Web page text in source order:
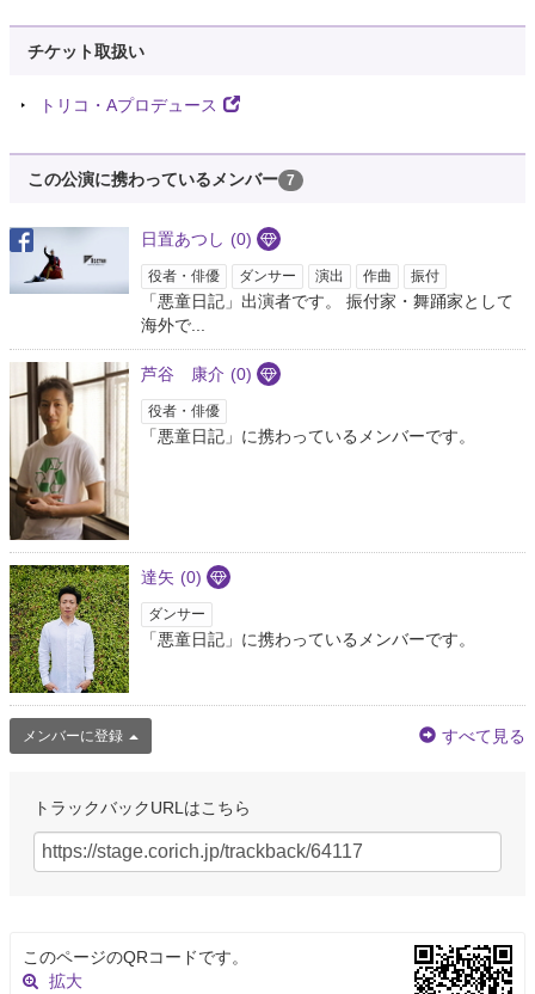
9年以上前
@Aki_mountain
なら大丈夫な気もする。
肥やしはデザフェス28日G-112
@koyashi_yashi
昨日は百日紅、今日は悪童日記みた
Yasuaki Madarame
@madarame
一作者一作品の小説縛りで IT ホワイト・ジャズ ジャッカルの日 悪童日記 水
滸伝 二つの祖国 我が友マキアヴェッリ 満州帝国 ホワイトアウト 虐殺器官
読んだ本が人間性に影響するらしいのであなた人生のベスト10を教えて
スズトはアーチャー(秩序善)
@21world_suzuto
権威主義では恐らくない！ あ、同氏のオススメ悪童日記も面白かったで
す。あと別の方から勧められたヘッセのデミアンも、そういやかなり性癖に
響いたな…。
してき断片bot その荷
「だったらどうして、乞食なんかしているの？」 「乞食をするとどんな気が
ストフ『悪童日記』）
@qoom93
MOTHERオタなら悪童日記三部作は必修科目だろああん？
チケット取扱い
トリコ・Aプロデュース
この公演に携わっているメンバー 7
日置あつし (0)
役者・俳優 ダンサー 演出 作曲 振付
「悪童日記」出演者です。 振付家・舞踊家として
海外で...
芦谷 康介 (0)
役者・俳優
「悪童日記」に携わっているメンバーです。
達矢 (0)
ダンサー
「悪童日記」に携わっているメンバーです。
メンバーに登録 すべて見る
トラックバックURLはこちら
このページのQRコードです。
拡大